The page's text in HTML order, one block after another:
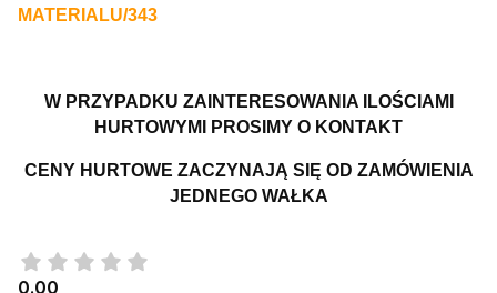
MATERIALU/343
W PRZYPADKU ZAINTERESOWANIA ILOŚCIAMI
HURTOWYMI PROSIMY O KONTAKT
CENY HURTOWE ZACZYNAJĄ SIĘ OD ZAMÓWIENIA
JEDNEGO WAŁKA